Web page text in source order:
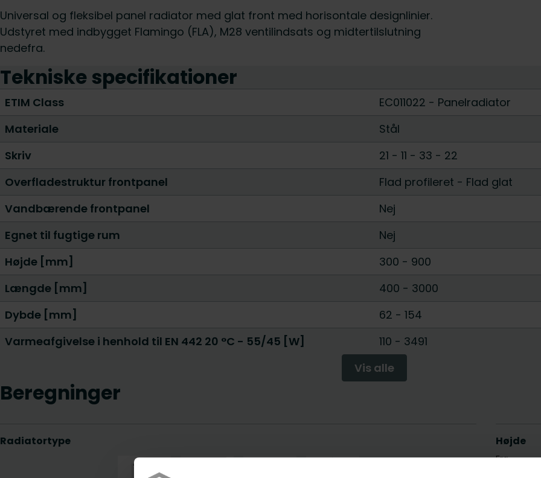
Universal og fleksibel panel radiator med glat front med horisontale designlinier.
Udstyret med indbygget Flamingo (FLA), M28 ventilindsats og midtertilslutning
nedefra.
Tekniske specifikationer
ETIM Class
EC011022 - Panelradiator
Materiale
Stål
Skriv
21 - 11 - 33 - 22
Overfladestruktur frontpanel
Flad profileret - Flad glat
Vandbærende frontpanel
Nej
Egnet til fugtige rum
Nej
Højde [mm]
300 - 900
Længde [mm]
400 - 3000
Dybde [mm]
62 - 154
Varmeafgivelse i henhold til EN 442 20 °C - 55/45 [W]
110 - 3491
Vis alle
Beregninger